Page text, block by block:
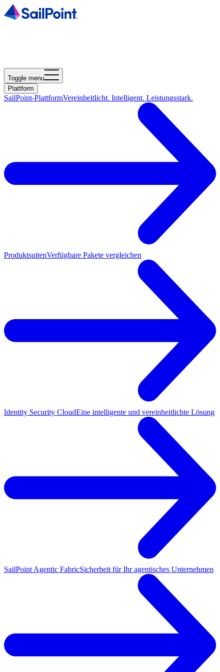
Toggle menu
Plattform
SailPoint-PlattformVereinheitlicht. Intelligent. Leistungsstark.
ProduktsuitenVerfügbare Pakete vergleichen
Identity Security CloudEine intelligente und vereinheitlichte Lösung
SailPoint Agentic FabricSicherheit für Ihr agentisches Unternehmen